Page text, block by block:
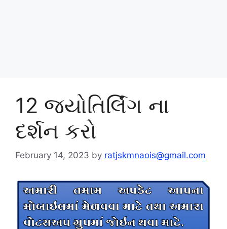
12 જ્યોતિર્લિંગ ના
દર્શન કરો
February 14, 2023 by ratjskmnaois@gmail.com